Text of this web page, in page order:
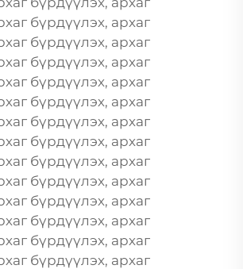
бүрдүүлэх, архаг
бүрдүүлэх, архаг
бүрдүүлэх, архаг
бүрдүүлэх, архаг
бүрдүүлэх, архаг
бүрдүүлэх, архаг
бүрдүүлэх, архаг
бүрдүүлэх, архаг
бүрдүүлэх, архаг
бүрдүүлэх, архаг
бүрдүүлэх, архаг
бүрдүүлэх, архаг
бүрдүүлэх, архаг